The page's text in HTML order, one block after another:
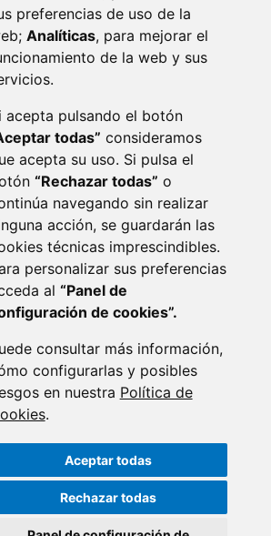
preferencias de uso de la
Analíticas, para mejorar el
de la web y sus
acepta pulsando el botón
todas” consideramos
acepta su uso. Si pulsa el
“Rechazar todas” o
navegando sin realizar
acción, se guardarán las
técnicas imprescindibles.
personalizar sus preferencias
al “Panel de
de cookies”.
consultar más información,
configurarlas y posibles
en nuestra Política de
.
Aceptar todas
Rechazar todas
sac@monzon.es
monzon.es
AVISO LEGAL
DE DATOS
DE COOKIES
ACCESIBILIDAD
ENLACE EXTERNO AL